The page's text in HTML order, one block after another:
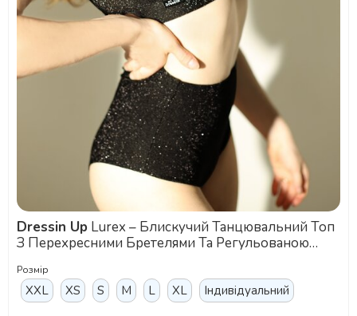
Dressin Up
З Перехресними Бретелями Та Регульованою
Розмір
XXL XS S M L XL Індивідуальний